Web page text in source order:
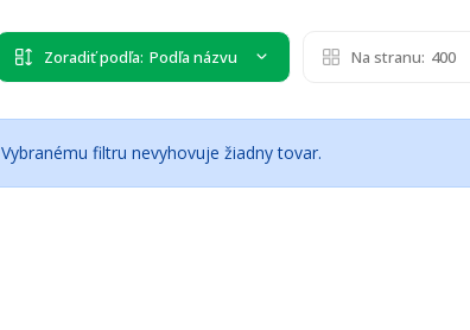
Zoradiť podľa: Podľa názvu Na stranu: 400
Vybranému filtru nevyhovuje žiadny tovar.